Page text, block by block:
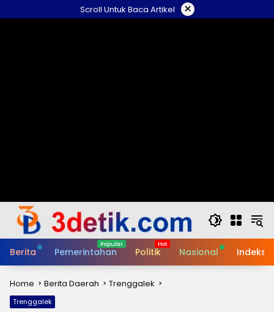
to
Scroll Untuk Baca Artikel ×
Berita Pemerintahan Politik Nasional Indeks
Home Berita Daerah Trenggalek
Trenggalek